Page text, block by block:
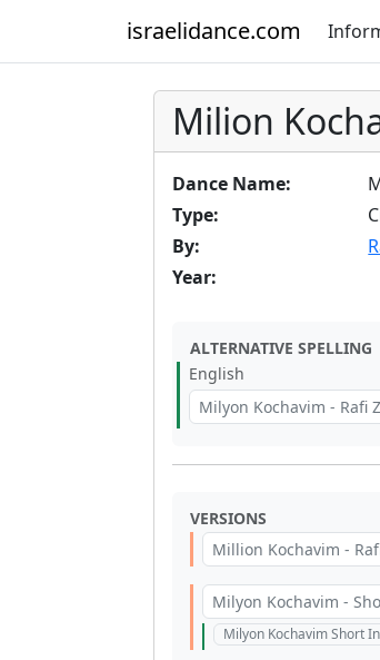
israelidance.com
Milion
Dance Name:
Type:
By:
Year:
ALTERNATIVE SPELLING
English
Milyon Kochavim - Rafi
VERSIONS
Million Kochavim -
Milyon Kochavim -
Milyon Kochavim Short